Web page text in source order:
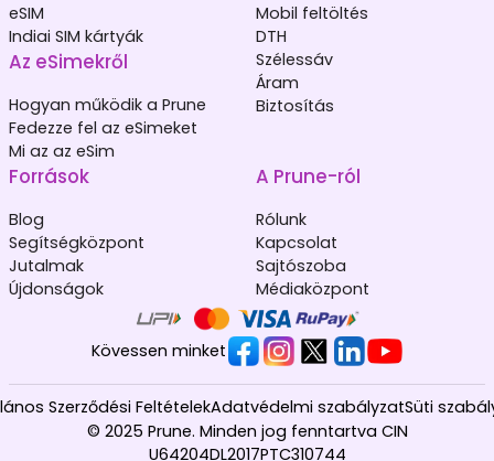
eSIM
Indiai SIM kártyák
Az eSimekről
Hogyan működik a Prune
Fedezze fel az eSimeket
Mi az az eSim
Mobil feltöltés
DTH
Szélessáv
Áram
Biztosítás
Források
Blog
Segítségközpont
Jutalmak
Újdonságok
A Prune-ról
Rólunk
Kapcsolat
Sajtószoba
Médiaközpont
Kövessen minket
© 2025 Prune. Minden jog fenntartva CIN
U64204DL2017PTC310744
Szerződési FeltételekAdatvédelmi szabályzatSüti